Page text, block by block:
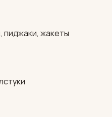
жакеты